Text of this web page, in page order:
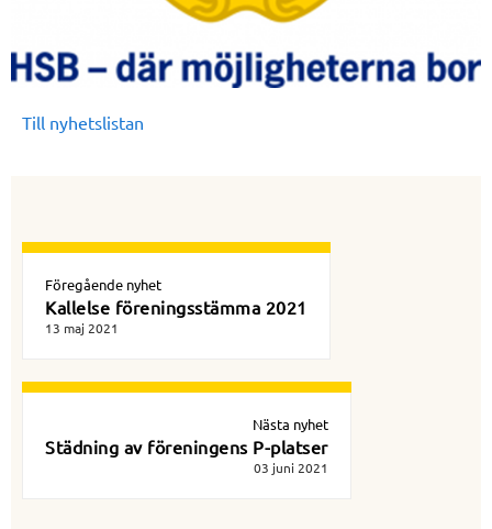
Till nyhetslistan
Föregående nyhet
Kallelse föreningsstämma 2021
13 maj 2021
Nästa nyhet
Städning av föreningens P-platser
03 juni 2021